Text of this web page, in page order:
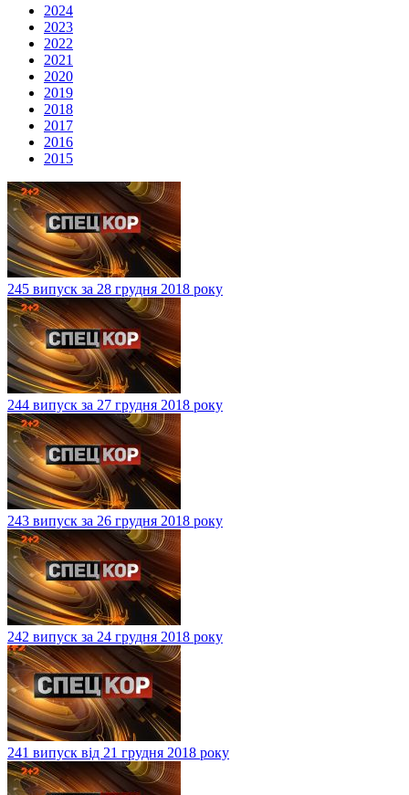
2024
2023
2022
2021
2020
2019
2018
2017
2016
2015
245 випуск за 28 грудня 2018 року
244 випуск за 27 грудня 2018 року
243 випуск за 26 грудня 2018 року
242 випуск за 24 грудня 2018 року
241 випуск від 21 грудня 2018 року